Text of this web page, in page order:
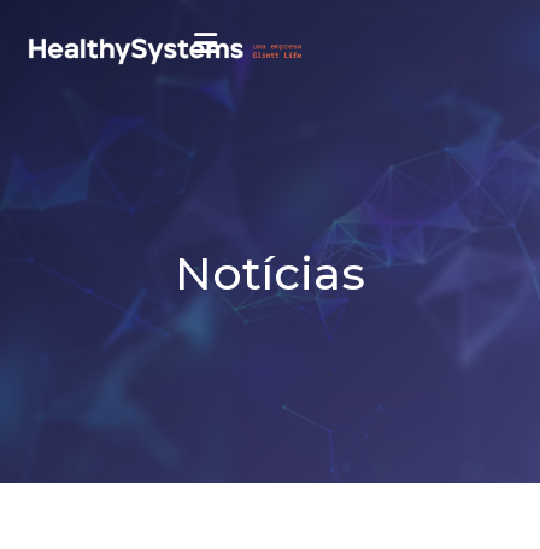
Notícias